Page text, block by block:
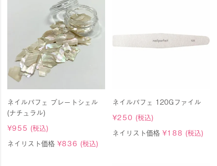
ネイルパフェ プレートシェル
(ナチュラル)
¥955 (税込)
ネイリスト価格 ¥836 (税込)
ネイルパフェ 120Gファイル
¥250 (税込)
ネイリスト価格 ¥188 (税込)